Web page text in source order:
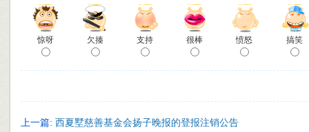
惊呀 欠揍 支持 很棒 愤怒 搞笑
上一篇: 西夏墅慈善基金会扬子晚报的登报注销公告